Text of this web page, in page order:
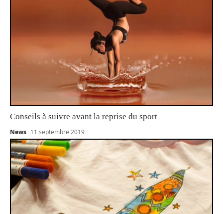
Conseils à suivre avant la reprise du sport
News 11 septembre 2019